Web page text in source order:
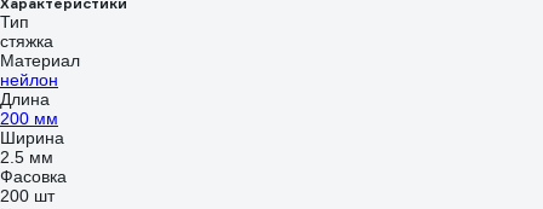
Тип
стяжка
Материал
нейлон
Длина
200 мм
Ширина
2.5 мм
Фасовка
200 шт